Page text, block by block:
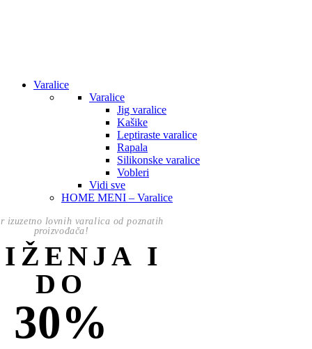
Varalice
Varalice
Jig varalice
Kašike
Leptiraste varalice
Rapala
Silikonske varalice
Vobleri
Vidi sve
HOME MENI – Varalice
izuzetno lovnih varalica od poznatih
proizvođača!
I
DO
30%